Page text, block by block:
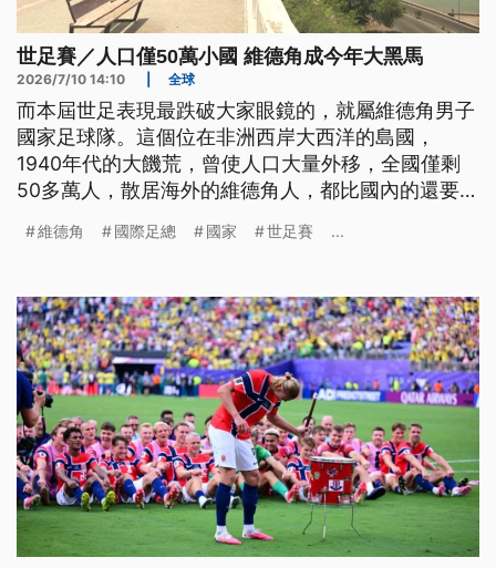
世足賽／人口僅50萬小國 維德角成今年大黑馬
2026/7/10 14:10 全球
而本屆世足表現最跌破大家眼鏡的，就屬維德角男子
國家足球隊。這個位在非洲西岸大西洋的島國，
1940年代的大饑荒，曾使人口大量外移，全國僅剩
50多萬人，散居海外的維德角人，都比國內的還要
在多麼大型的國際演唱會，都會赤腳演出，紀念自己
逼平強隊西班牙，到淘汰賽面對衛冕冠軍阿根廷，一
路的表現突破外界想像，不只贏得全世界球迷的尊
敬，也讓世界看見維德角。賽後當地觀光搜尋量則暴
增50倍，從航班到旅遊關注度，都掀起熱潮。
維德角 國際足總 國家 世足賽 ...